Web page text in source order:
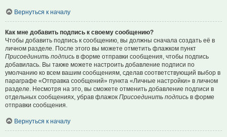
Вернуться к началу
Как мне добавить подпись к своему сообщению?
Чтобы добавить подпись к сообщению, вы должны сначала создать её в
личном разделе. После этого вы можете отметить флажком пункт
Присоединить подпись в форме отправки сообщения, чтобы подпись
добавилась. Вы также можете настроить добавление подписи по
умолчанию ко всем вашим сообщениям, сделав соответствующий выбор в
параграфе «Отправка сообщений» пункта «Личные настройки» в личном
разделе. Несмотря на это, вы сможете отменить добавление подписи в
отдельных сообщениях, убрав флажок Присоединить подпись в форме
отправки сообщения.
Вернуться к началу